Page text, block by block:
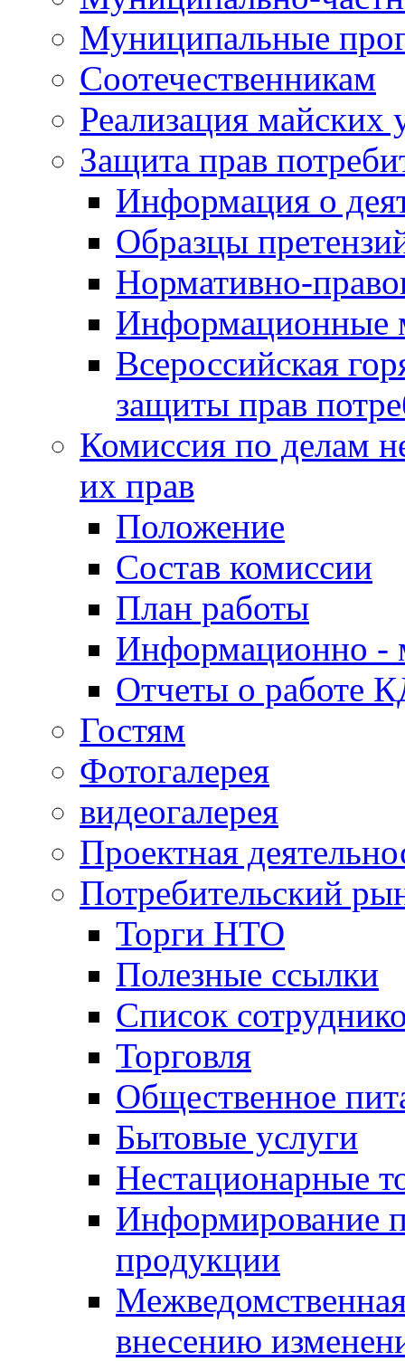
Муниципальные
Соотечественникам
Реализация майских
Защита прав
Информация о
Образцы
Нормативно-
Информационные
Всероссийская
защиты прав
Комиссия по делам
их прав
Положение
Состав комиссии
План работы
Информационно -
Отчеты о работе
Гостям
Фотогалерея
видеогалерея
Проектная
Потребительский
Торги НТО
Полезные ссылки
Список
Торговля
Общественное
Бытовые услуги
Нестационарные
Информирование
продукции
внесению